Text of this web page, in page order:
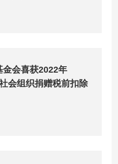
会喜获2022年
会组织捐赠税前扣除